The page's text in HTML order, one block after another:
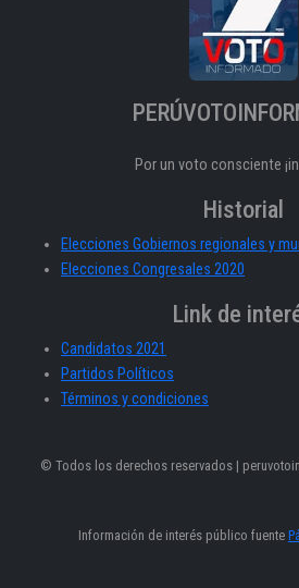
Por un voto consciente
Historial
Elecciones Gobiernos regionales y
Elecciones Congresales 2020
Link de
Candidatos 2021
Partidos Políticos
Términos y condiciones
© Todos los derechos reservados |
Información de interés público fuente